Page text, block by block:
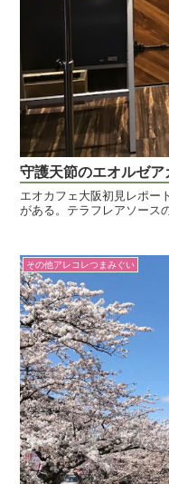
守護天節のエオルゼア
エオカフェ大阪初見レポー
がある。テラフレアソース
その他アレコレつまみぐい